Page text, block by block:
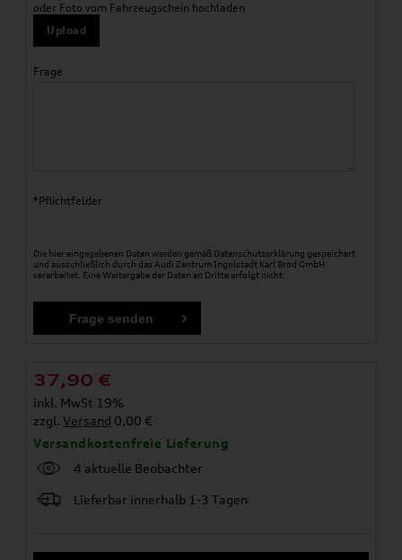
oder Foto vom Fahrzeugschein hochladen
Upload
Frage
*Pflichtfelder
Die hier eingegebenen Daten werden gemäß Datenschutzerklärung gespeichert
und ausschließlich durch das Audi Zentrum Ingolstadt Karl Brod GmbH
verarbeitet. Eine Weitergabe der Daten an Dritte erfolgt nicht.
37,90 €
inkl. MwSt 19%
zzgl.Versand 0,00 €
Versandkostenfreie Lieferung
4 aktuelle Beobachter
Lieferbar innerhalb 1-3 Tagen